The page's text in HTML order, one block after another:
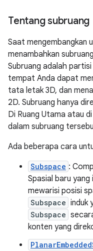
Tentang subruang
Saat mengembangkan
menambahkan
Subruang adalah
tempat Anda dapat
tata letak 3D, dan
2D. Subruang hanya
Di Ruang Utama atau
dalam subruang
Ada beberapa cara
Subspace :
Spasial baru
mewarisi posisi
Subspace induk
Subspace
konten yang